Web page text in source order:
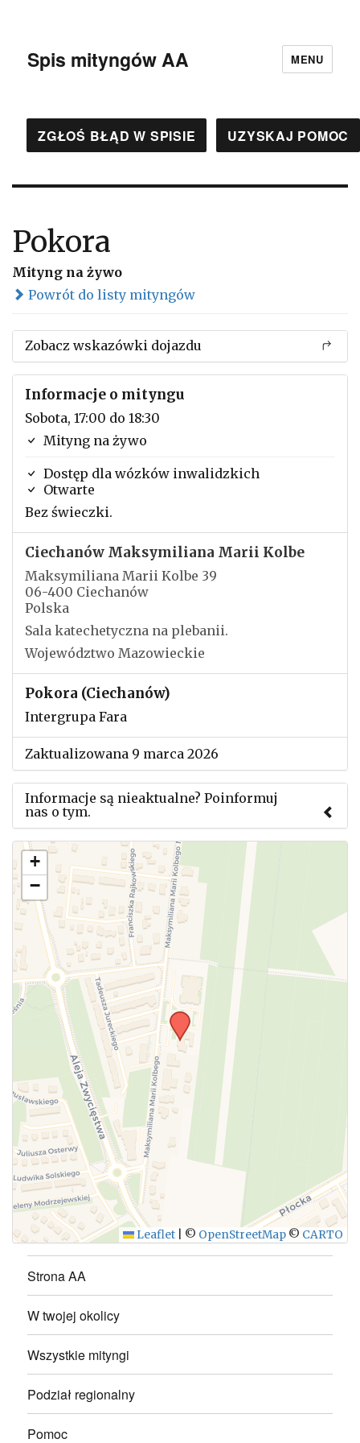
Spis mityngów AA MENU
ZGŁOŚ BŁĄD W SPISIE UZYSKAJ POMOC
Pokora
Mityng na żywo
Powrót do listy mityngów
Zobacz wskazówki dojazdu
Informacje o mityngu
Sobota, 17:00 do 18:30
Mityng na żywo
Dostęp dla wózków inwalidzkich
Otwarte
Bez świeczki.
Ciechanów Maksymiliana Marii Kolbe
Maksymiliana Marii Kolbe 39
06-400 Ciechanów
Polska
Sala katechetyczna na plebanii.
Województwo Mazowieckie
Pokora (Ciechanów)
Intergrupa Fara
Zaktualizowana 9 marca 2026
Informacje są nieaktualne? Poinformuj
nas o tym.
Użyj tego formularza aby przesłać informację o
zmianach w powyższym mityngu.
WYŚLIJ
+
−
Leaflet © OpenStreetMap © CARTO
Strona AA
W twojej okolicy
Wszystkie mityngi
Podział regionalny
Pomoc